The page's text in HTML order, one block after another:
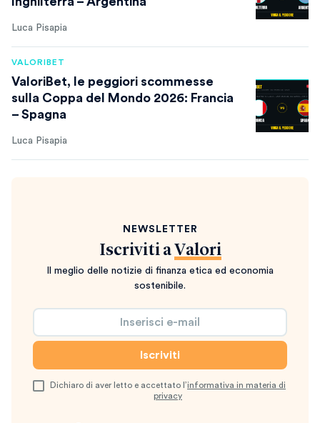
Luca Pisapia
VALORIBET
ValoriBet, le peggiori scommesse
sulla Coppa del Mondo 2026: Francia
– Spagna
Luca Pisapia
NEWSLETTER
Iscriviti a Valori
Il meglio delle notizie di finanza etica ed economia
sostenibile.
Dichiaro di aver letto e accettato l’informativa in materia di
privacy